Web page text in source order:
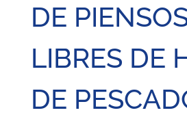
DE
LIBRES DE
DE